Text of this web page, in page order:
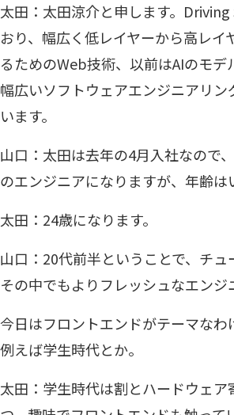
太田：太田涼介と申します。
おり、幅広く低レイヤーから高レ
るためのWeb技術、以前はAIのモ
幅広いソフトウェアエンジニアリ
います。
山口：太田は去年の4月入社なので
のエンジニアになりますが、年齢は
太田：24歳になります。
山口：20代前半ということで、チ
その中でもよりフレッシュなエン
今日はフロントエンドがテーマな
例えば学生時代とか。
太田：学生時代は割とハードウェ